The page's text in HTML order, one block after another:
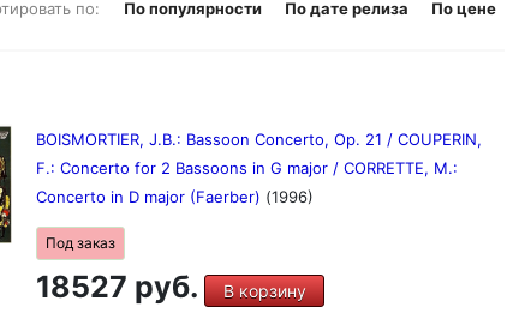
по: По популярности По дате релиза По цене
BOISMORTIER, J.B.: Bassoon Concerto, Op. 21 / COUPERIN,
F.: Concerto for 2 Bassoons in G major / CORRETTE, M.:
Concerto in D major (Faerber) (1996)
Под заказ
18527 руб. В корзину